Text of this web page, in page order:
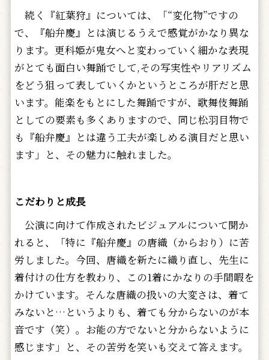
続く『紅葉狩』については、「“変化物”ですの
で、『船弁慶』とは演じるうえで感覚がかなり異な
ります。更科姫が鬼女へと変わっていく細かな表現
がとても面白い舞踊でして,その写実性やリアリズム
をどう狙って表していくかというところが肝だと思
います。能楽をもとにした舞踊ですが、歌舞伎舞踊
としての要素も多くありますので、同じ松羽目物で
も『船弁慶』とは違う工夫が楽しめる演目だと思い
ます」と、その魅力に触れました。
こだわりと成長
公演に向けて作成されたビジュアルについて聞か
れると、「特に『船弁慶』の唐織（からおり）に苦
労しました。今回、唐織を新たに織り直し、先生に
着付けの仕方を教わり、この1着にかなりの手間暇を
かけています。そんな唐織の扱いの大変さは、着て
みないと…というよりも、着ても分からないのが本
音です（笑）。お能の方でないと分からないように
感じます」と、その苦労を笑いも交えて答えます。